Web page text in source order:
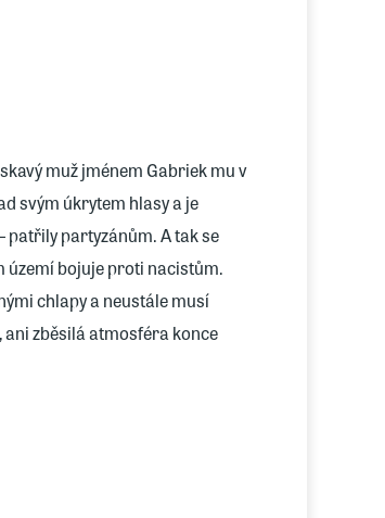
muž jménem Gabriek mu v
svým úkrytem hlasy a je
patřily partyzánům. A tak se
území bojuje proti nacistům.
chlapy a neustále musí
ani zběsilá atmosféra konce